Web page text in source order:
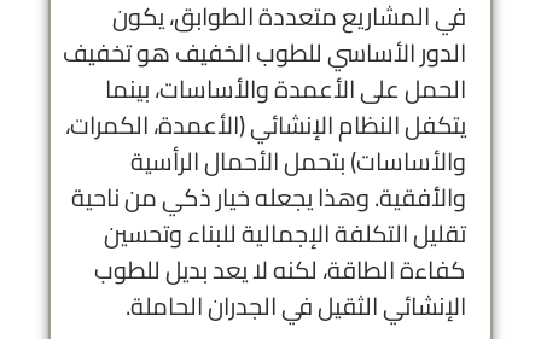
في المشاريع متعددة الطوابق، يكون
الدور الأساسي للطوب الخفيف هو تخفيف
الحمل على الأعمدة والأساسات، بينما
يتكفل النظام الإنشائي (الأعمدة، الكمرات،
والأساسات) بتحمل الأحمال الرأسية
والأفقية. وهذا يجعله خيار ذكي من ناحية
تقليل التكلفة الإجمالية للبناء وتحسين
كفاءة الطاقة، لكنه لا يعد بديل للطوب
الإنشائي الثقيل في الجدران الحاملة.